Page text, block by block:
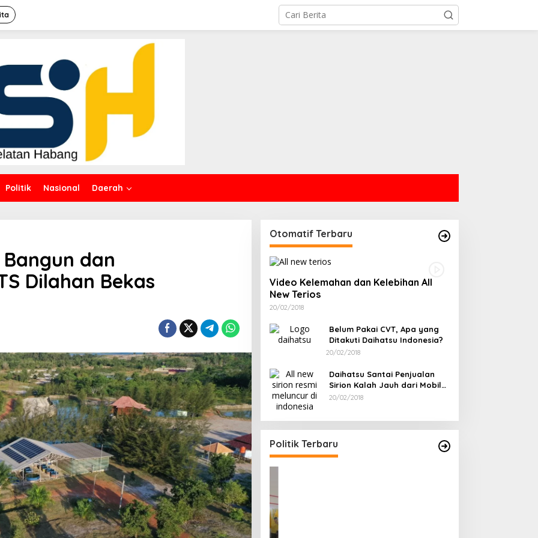
Politik Nasional Daerah
dan
Dilahan Bekas
Otomatif Terbaru
Video Kelemahan dan Kelebihan All
New Terios
20/02/2018
Belum Pakai CVT, Apa yang
Ditakuti Daihatsu Indonesia?
20/02/2018
Daihatsu Santai Penjualan
Sirion Kalah Jauh dari Mobil
LCGC
20/02/2018
Politik Terbaru
Terpilih di Musda VI, Rina Tarol
Bawa Misi Besar Bangkitkan
Toboali partai PDI Perjuangan
Bagikan Takjil
Di Bangka Selatan, Politik